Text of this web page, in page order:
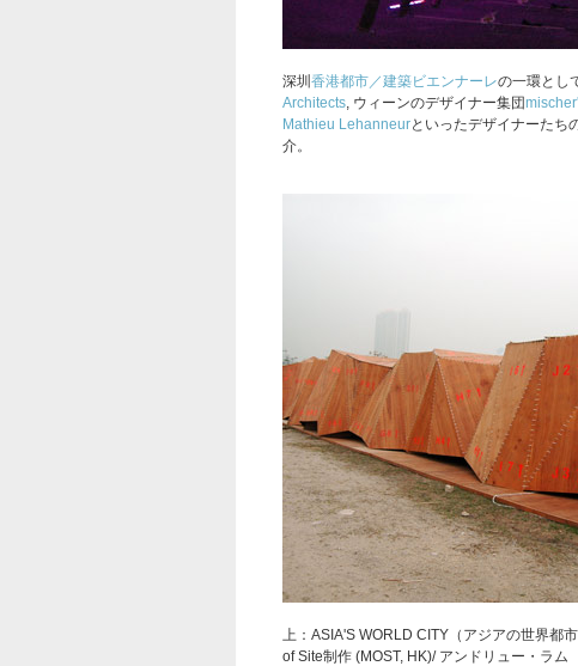
深圳 香港都市／建築ビエンナーレの一環とし
Architects, ウィーンのデザイナー集団
Mathieu Lehanneurといったデザイナーたち
介。
上： ASIA'S WORLD CITY（ アジアの世界都市
of Site制作 (MOST, HK)/ アンドリュー・ラム